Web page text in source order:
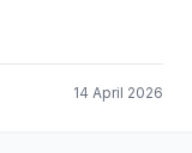
14 April 2026